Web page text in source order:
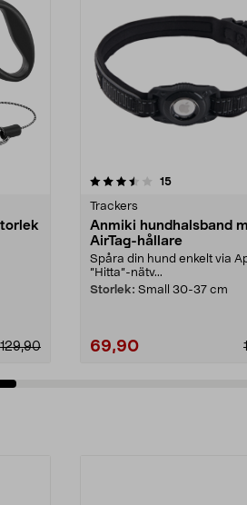
129,90
15recensioner
Trackers
Anmiki hundhalsband
AirTag-hållare
Spåra din hund enkelt via
”Hitta”-nätv...
Storlek: Small 30-37 cm
69,90
4.5 av 5 stjärnor